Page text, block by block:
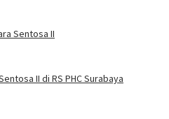
Sentosa II
II di RS PHC Surabaya